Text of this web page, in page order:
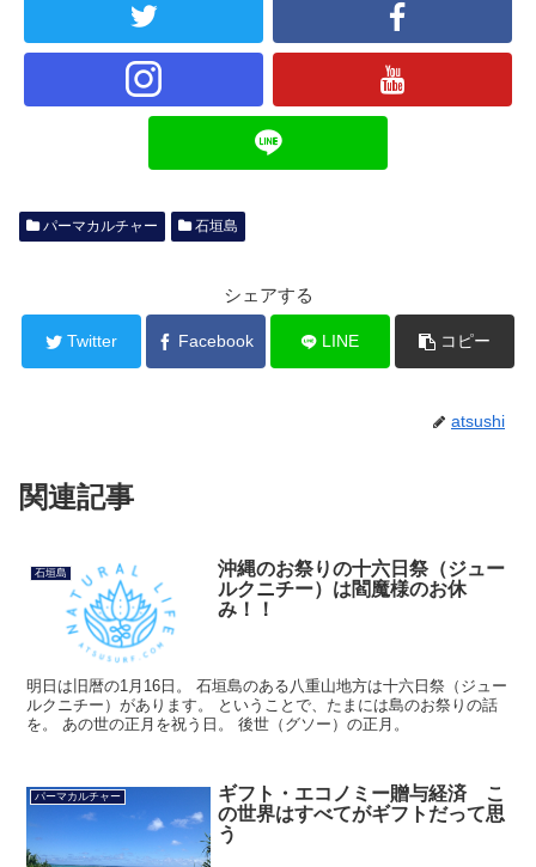
パーマカルチャー 石垣島
シェアする
Twitter Facebook LINE コピー
atsushi
関連記事
石垣島
沖縄のお祭りの十六日祭（ジュー
ルクニチー）は閻魔様のお休
み！！
明日は旧暦の1月16日。 石垣島のある八重山地方は十六日祭（ジュー
ルクニチー）があります。 ということで、たまには島のお祭りの話
を。 あの世の正月を祝う日。 後世（グソー）の正月。
パーマカルチャー
ギフト・エコノミー贈与経済 こ
の世界はすべてがギフトだって思
う